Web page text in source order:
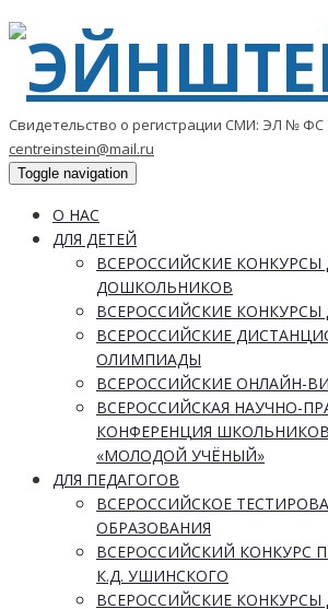
Свидетельство о регистрации СМИ: ЭЛ № ФС
centreinstein@mail.ru
Toggle navigation
О НАС
ДЛЯ ДЕТЕЙ
ВСЕРОССИЙСКИЕ КОНКУРСЫ
ДОШКОЛЬНИКОВ
ВСЕРОССИЙСКИЕ
ВСЕРОССИЙСКИЕ
ОЛИМПИАДЫ
ВСЕРОССИЙСКИЕ ОНЛАЙН-
ВСЕРОССИЙСКАЯ НАУЧНО-
КОНФЕРЕНЦИЯ
«МОЛОДОЙ УЧЁНЫЙ»
ДЛЯ ПЕДАГОГОВ
ВСЕРОССИЙСКОЕ
ОБРАЗОВАНИЯ
ВСЕРОССИЙСКИЙ КОНКУРС
К.Д. УШИНСКОГО
ВСЕРОССИЙСКИЕ КОНКУРСЫ